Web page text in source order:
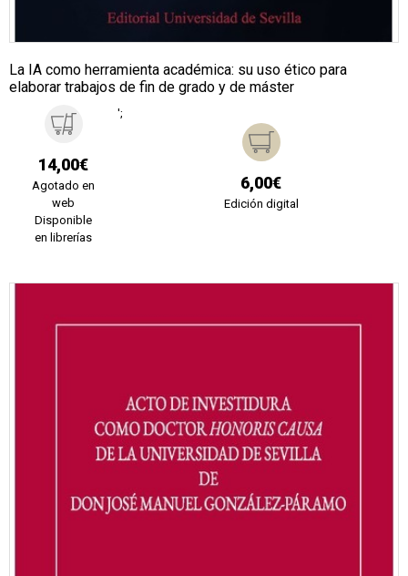
La IA como herramienta académica: su uso ético para
elaborar trabajos de fin de grado y de máster
14,00€
Agotado en
web
Disponible
en librerías
';
6,00€
Edición digital